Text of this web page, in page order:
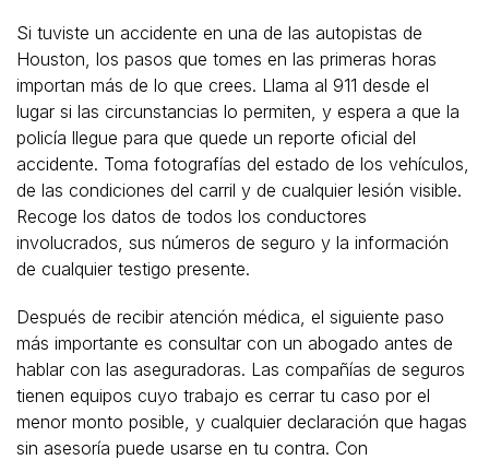
Si tuviste un accidente en una de las autopistas de
Houston, los pasos que tomes en las primeras horas
importan más de lo que crees. Llama al 911 desde el
lugar si las circunstancias lo permiten, y espera a que la
policía llegue para que quede un reporte oficial del
accidente. Toma fotografías del estado de los vehículos,
de las condiciones del carril y de cualquier lesión visible.
Recoge los datos de todos los conductores
involucrados, sus números de seguro y la información
de cualquier testigo presente.
Después de recibir atención médica, el siguiente paso
más importante es consultar con un abogado antes de
hablar con las aseguradoras. Las compañías de seguros
tienen equipos cuyo trabajo es cerrar tu caso por el
menor monto posible, y cualquier declaración que hagas
sin asesoría puede usarse en tu contra. Con